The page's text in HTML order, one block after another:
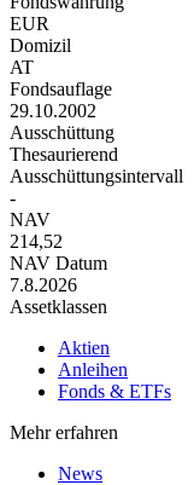
EUR
Domizil
AT
Fondsauflage
29.10.2002
Ausschüttung
Thesaurierend
Ausschüttungsintervall
-
NAV
214,52
NAV Datum
7.8.2026
Assetklassen
Aktien
Anleihen
Fonds & ETFs
Mehr erfahren
News